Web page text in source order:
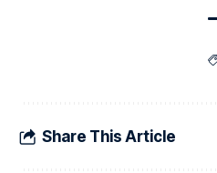
Share This Article